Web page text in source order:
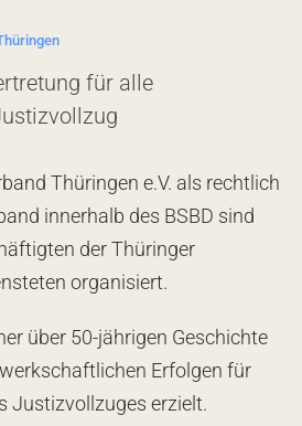
für alle
Thüringen e.V. als rechtlich
innerhalb des BSBD sind
der Thüringer
organisiert.
über 50-jährigen Geschichte
Erfolgen für
Justizvollzuges erzielt.